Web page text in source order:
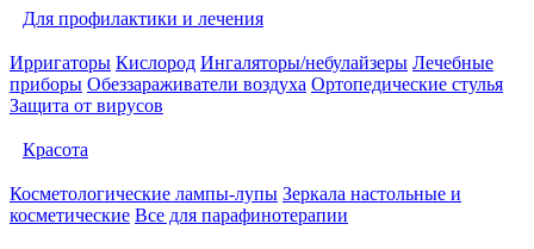
Для профилактики и лечения
Ирригаторы Кислород Ингаляторы/небулайзеры Лечебные
приборы Обеззараживатели воздуха Ортопедические стулья
Защита от вирусов
Красота
Косметологические лампы-лупы Зеркала настольные и
косметические Все для парафинотерапии